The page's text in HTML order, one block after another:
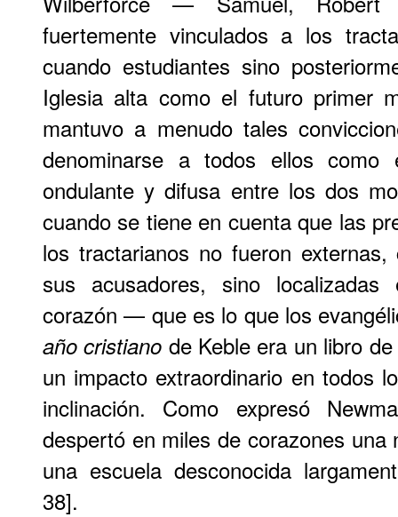
fuertemente vinculados a los
cuando estudiantes sino
Iglesia alta como el futuro primer
mantuvo a menudo tales
denominarse a todos ellos como
ondulante y difusa entre los dos
cuando se tiene en cuenta que las
los tractarianos no fueron
sus acusadores, sino
corazón — que es lo que los
año cristiano de Keble era un libro
un impacto extraordinario en todos
inclinación. Como expresó
despertó en miles de corazones
una escuela desconocida
38].